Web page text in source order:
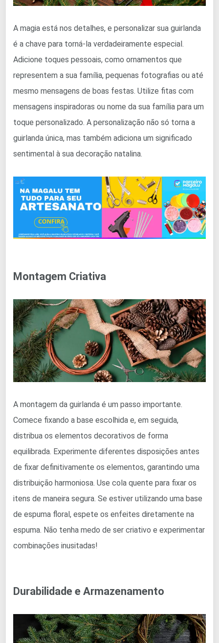
A magia está nos detalhes, e personalizar sua guirlanda
é a chave para torná-la verdadeiramente especial.
Adicione toques pessoais, como ornamentos que
representem a sua família, pequenas fotografias ou até
mesmo mensagens de boas festas. Utilize fitas com
mensagens inspiradoras ou nome da sua família para um
toque personalizado. A personalização não só torna a
guirlanda única, mas também adiciona um significado
sentimental à sua decoração natalina.
Montagem Criativa
A montagem da guirlanda é um passo importante.
Comece fixando a base escolhida e, em seguida,
distribua os elementos decorativos de forma
equilibrada. Experimente diferentes disposições antes
de fixar definitivamente os elementos, garantindo uma
distribuição harmoniosa. Use cola quente para fixar os
itens de maneira segura. Se estiver utilizando uma base
de espuma floral, espete os enfeites diretamente na
espuma. Não tenha medo de ser criativo e experimentar
combinações inusitadas!
Durabilidade e Armazenamento